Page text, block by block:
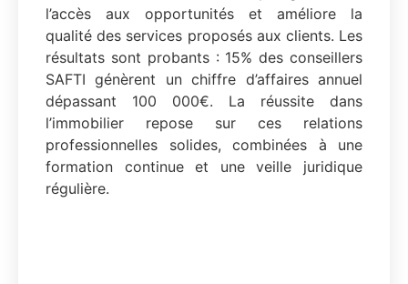
l’accès aux opportunités et améliore la
qualité des services proposés aux clients. Les
résultats sont probants : 15% des conseillers
SAFTI génèrent un chiffre d’affaires annuel
dépassant 100 000€. La réussite dans
l’immobilier repose sur ces relations
professionnelles solides, combinées à une
formation continue et une veille juridique
régulière.